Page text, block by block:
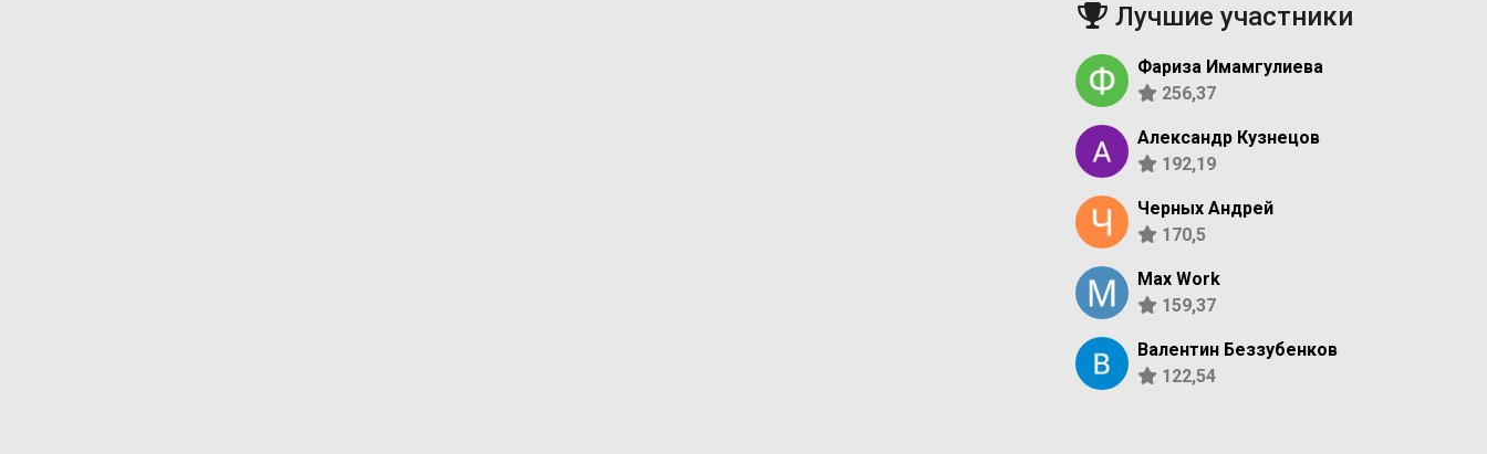
Лучшие участники
Фариза Имамгулиева
256,37
Александр Кузнецов
192,19
Черных Андрей
170,5
Max Work
159,37
Валентин Беззубенков
122,54